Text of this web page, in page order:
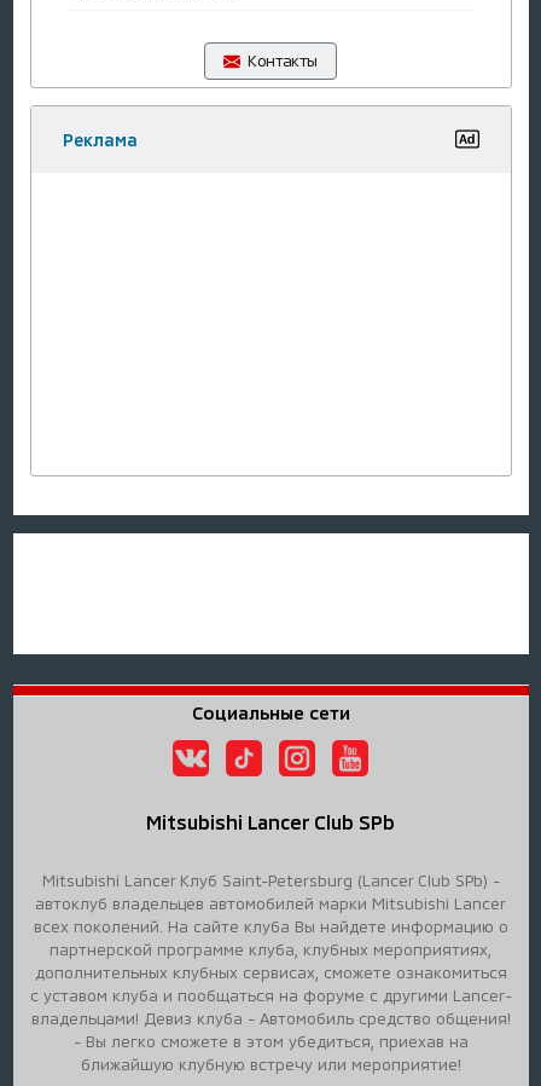
Контакты
Реклама
Социальные сети
Mitsubishi Lancer Club SPb
Mitsubishi Lancer Клуб Saint-Petersburg (Lancer Club SPb) -
автоклуб владельцев автомобилей марки Mitsubishi Lancer
всех поколений. На сайте клуба Вы найдете информацию о
партнерской программе клуба, клубных мероприятиях,
дополнительных клубных сервисах, сможете ознакомиться
с уставом клуба и пообщаться на форуме с другими Lancer-
владельцами! Девиз клуба - Автомобиль средство общения!
- Вы легко сможете в этом убедиться, приехав на
ближайшую клубную встречу или мероприятие!